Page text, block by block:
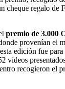
cheque regalo
premio de 3.000
provenían el
edición fue para
vídeos
recogieron el